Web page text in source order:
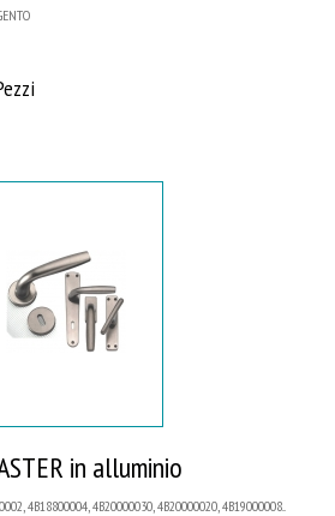
in alluminio
4B18800004, 4B20000030, 4B20000020, 4B19000008...